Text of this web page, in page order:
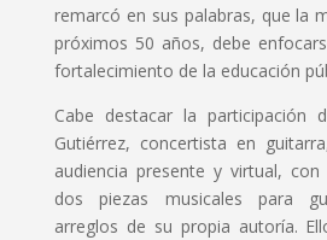
remarcó en sus palabras, que la
próximos 50 años, debe
fortalecimiento de la educación
Cabe destacar la participación
Gutiérrez, concertista en
audiencia presente y virtual,
dos piezas musicales para
arreglos de su propia autoría.